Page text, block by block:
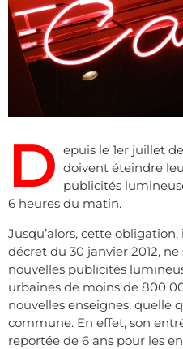
D epuis le 1er juillet
doivent éteindre
publicités
6 heures du matin.
Jusqu’alors, cette
décret du 30 janvier 2012, ne
nouvelles publicités
urbaines de moins de 800
nouvelles enseignes, quelle
commune. En effet, son
reportée de 6 ans pour les